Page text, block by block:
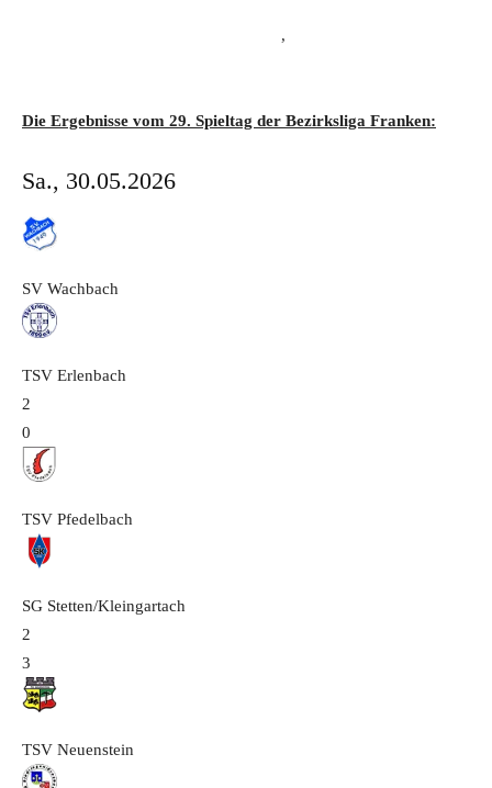
,
Die Ergebnisse vom 29. Spieltag der Bezirksliga Franken:
Sa., 30.05.2026
SV Wachbach
TSV Erlenbach
2
0
TSV Pfedelbach
SG Stetten/Kleingartach
2
3
TSV Neuenstein